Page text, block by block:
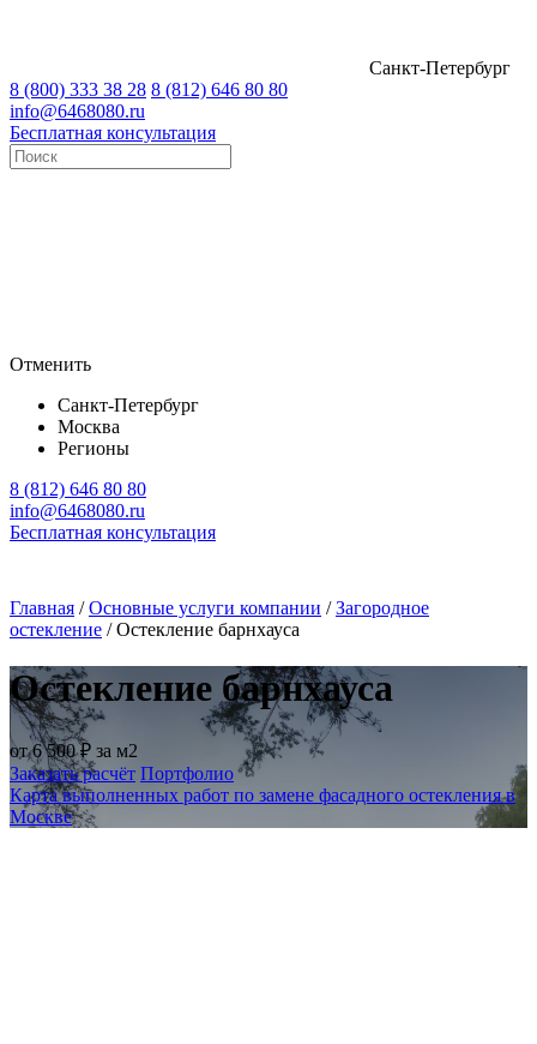
Санкт-Петербург
8 (800) 333 38 28 8 (812) 646 80 80
info@6468080.ru
Бесплатная консультация
Отменить
Санкт-Петербург
Москва
Регионы
8 (812) 646 80 80
info@6468080.ru
Бесплатная консультация
Главная /Основные услуги компании /Загородное
остекление /Остекление барнхауса
Остекление барнхауса
от6 500 ₽ за м2
Заказать расчёт Портфолио
Карта выполненных работ по замене фасадного остекления в
Москве